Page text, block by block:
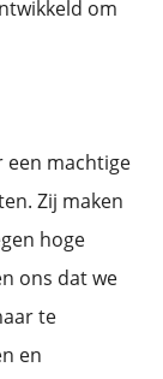
om
machtige
Zij maken
hoge
ons dat we
te
en